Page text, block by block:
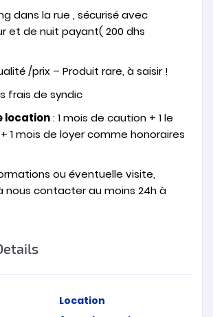
dans la rue , sécurisé avec
et de nuit payant( 200 dhs
/prix – Produit rare, à saisir !
frais de syndic
location: 1 mois de caution + 1 le
1 mois de loyer comme honoraires
ou éventuelle visite,
nous contacter au moins 24h à
Location